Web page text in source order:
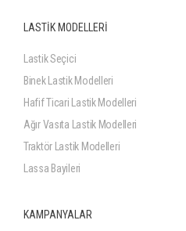
LASTİK MODELLERİ
Lastik Seçici
Binek Lastik Modelleri
Hafif Ticari Lastik Modelleri
Ağır Vasıta Lastik Modelleri
Traktör Lastik Modelleri
Lassa Bayileri
KAMPANYALAR